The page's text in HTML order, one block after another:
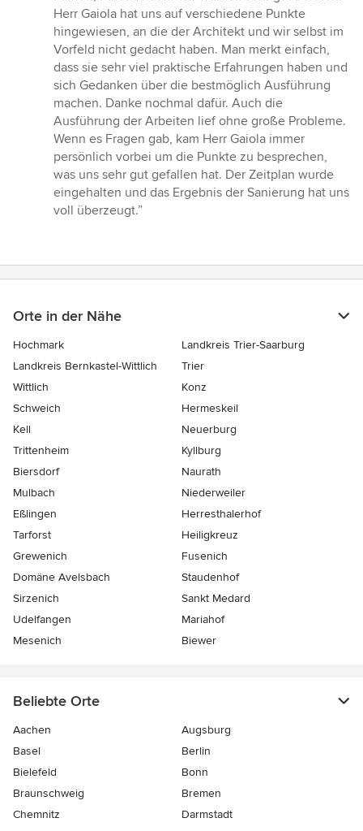
Sternen
Herr Gaiola hat uns auf verschiedene Punkte
hingewiesen, an die der Architekt und wir selbst im
Vorfeld nicht gedacht haben. Man merkt einfach,
dass sie sehr viel praktische Erfahrungen haben und
sich Gedanken über die bestmöglich Ausführung
machen. Danke nochmal dafür. Auch die
Ausführung der Arbeiten lief ohne große Probleme.
Wenn es Fragen gab, kam Herr Gaiola immer
persönlich vorbei um die Punkte zu besprechen,
was uns sehr gut gefallen hat. Der Zeitplan wurde
eingehalten und das Ergebnis der Sanierung hat uns
voll überzeugt.”
Orte in der Nähe
Hochmark
Landkreis Trier-Saarburg
Landkreis Bernkastel-Wittlich
Trier
Wittlich
Konz
Schweich
Hermeskeil
Kell
Neuerburg
Trittenheim
Kyllburg
Biersdorf
Naurath
Mulbach
Niederweiler
Eßlingen
Herresthalerhof
Tarforst
Heiligkreuz
Grewenich
Fusenich
Domäne Avelsbach
Staudenhof
Sirzenich
Sankt Medard
Udelfangen
Mariahof
Mesenich
Biewer
Beliebte Orte
Aachen
Augsburg
Basel
Berlin
Bielefeld
Bonn
Braunschweig
Bremen
Chemnitz
Darmstadt